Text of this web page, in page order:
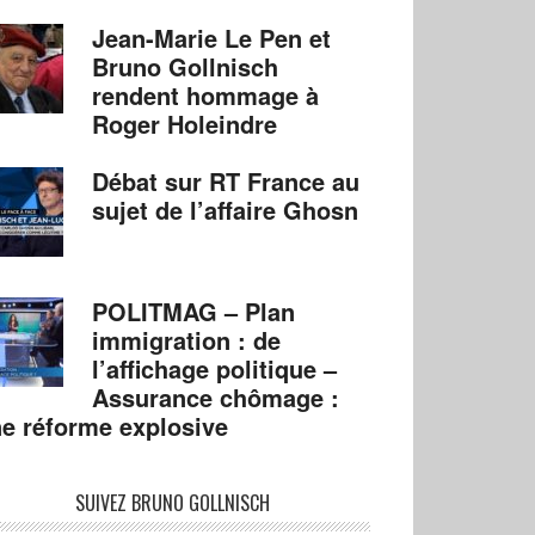
Jean-Marie Le Pen et
Bruno Gollnisch
rendent hommage à
Roger Holeindre
Débat sur RT France au
sujet de l’affaire Ghosn
POLITMAG – Plan
immigration : de
l’affichage politique –
Assurance chômage :
réforme explosive
SUIVEZ BRUNO GOLLNISCH